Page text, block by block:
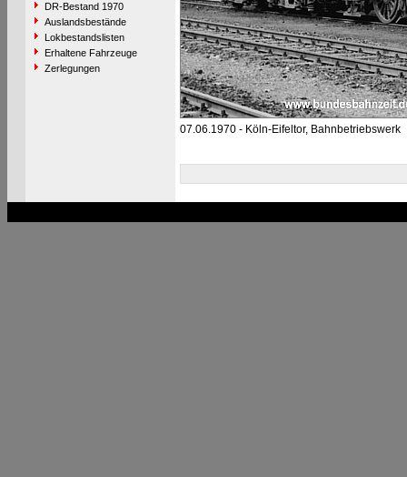
DR-Bestand 1970
Auslandsbestände
Lokbestandslisten
Erhaltene Fahrzeuge
Zerlegungen
07.06.1970 - Köln-Eifeltor, Bahnbetriebswerk